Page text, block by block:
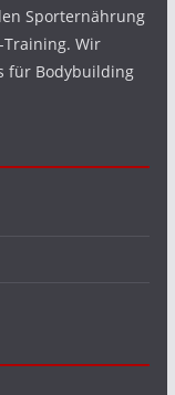
Sporternährung
Wir
für Bodybuilding